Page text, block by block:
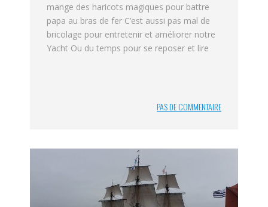
mange des haricots magiques pour battre
papa au bras de fer C’est aussi pas mal de
bricolage pour entretenir et améliorer notre
Yacht Ou du temps pour se reposer et lire
PAS DE COMMENTAIRE